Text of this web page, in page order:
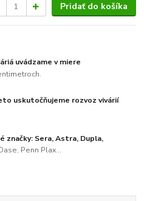
Pridať do košíka
uvádzame v miere
uskutočňujeme rozvoz vivárií
značky: Sera, Astra, Dupla,
Penn Plax...